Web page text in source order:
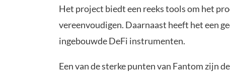
Het project biedt een reeks tools om het
vereenvoudigen. Daarnaast heeft het een
ingebouwde DeFi instrumenten.
Een van de sterke punten van Fantom zijn